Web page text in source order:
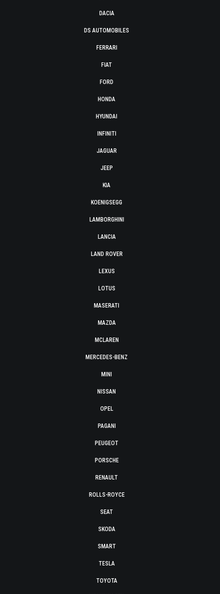
DACIA
DS AUTOMOBILES
FERRARI
FIAT
FORD
HONDA
HYUNDAI
INFINITI
JAGUAR
JEEP
KIA
KOENIGSEGG
LAMBORGHINI
LANCIA
LAND ROVER
LEXUS
LOTUS
MASERATI
MAZDA
MCLAREN
MERCEDES-BENZ
MINI
NISSAN
OPEL
PAGANI
PEUGEOT
PORSCHE
RENAULT
ROLLS-ROYCE
SEAT
SKODA
SMART
TESLA
TOYOTA